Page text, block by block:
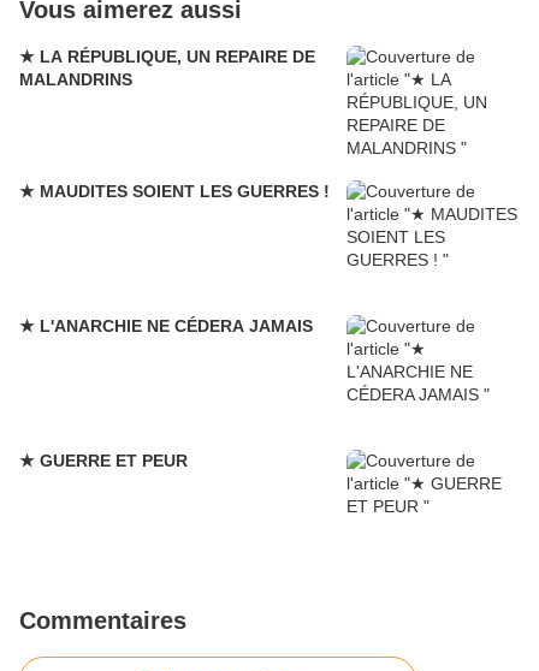
Vous aimerez aussi
★ LA RÉPUBLIQUE, UN REPAIRE DE
MALANDRINS
★ MAUDITES SOIENT LES GUERRES !
★ L'ANARCHIE NE CÉDERA JAMAIS
★ GUERRE ET PEUR
Commentaires